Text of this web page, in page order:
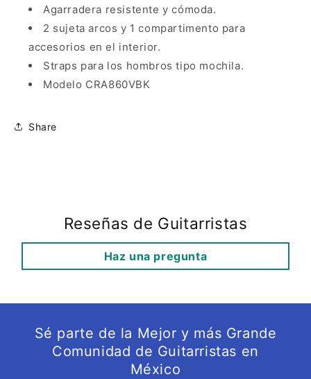
Agarradera resistente y cómoda.
2 sujeta arcos y 1 compartimento para
accesorios en el interior.
Straps para los hombros tipo mochila.
Modelo CRA860VBK
Share
Reseñas de Guitarristas
Haz una pregunta
Sé parte de la Mejor y más Grande
Comunidad de Guitarristas en
México